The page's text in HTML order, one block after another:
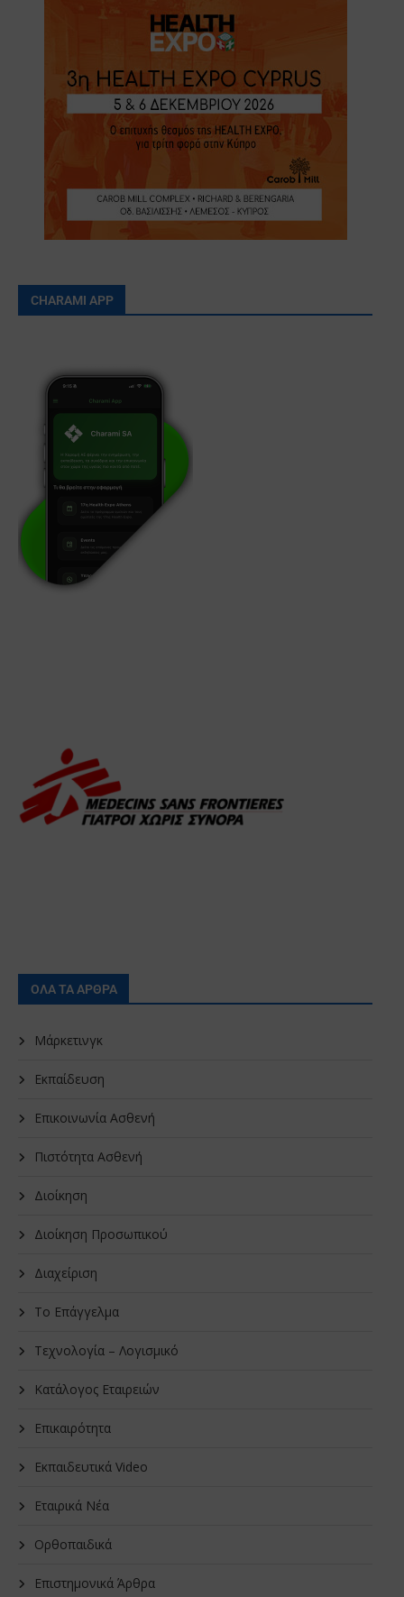
CHARAMI APP
ΟΛΑ ΤΑ ΑΡΘΡΑ
Μάρκετινγκ
Εκπαίδευση
Επικοινωνία Ασθενή
Πιστότητα Ασθενή
Διοίκηση
Διοίκηση Προσωπικού
Διαχείριση
Το Επάγγελμα
Τεχνολογία – Λογισμικό
Κατάλογος Εταιρειών
Επικαιρότητα
Εκπαιδευτικά Video
Εταιρικά Νέα
Oρθοπαιδικά
Επιστημονικά Άρθρα